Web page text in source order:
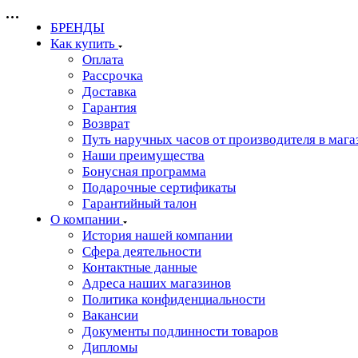
БРЕНДЫ
Как купить
Оплата
Рассрочка
Доставка
Гарантия
Возврат
Путь наручных часов от производителя в
Наши преимущества
Бонусная программа
Подарочные сертификаты
Гарантийный талон
О компании
История нашей компании
Сфера деятельности
Контактные данные
Адреса наших магазинов
Политика конфиденциальности
Вакансии
Документы подлинности товаров
Дипломы